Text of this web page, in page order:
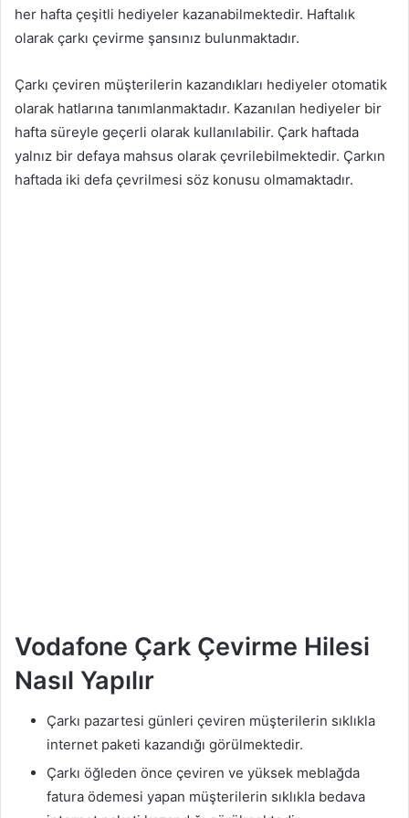
her hafta çeşitli hediyeler kazanabilmektedir. Haftalık
olarak çarkı çevirme şansınız bulunmaktadır.
Çarkı çeviren müşterilerin kazandıkları hediyeler otomatik
olarak hatlarına tanımlanmaktadır. Kazanılan hediyeler bir
hafta süreyle geçerli olarak kullanılabilir. Çark haftada
yalnız bir defaya mahsus olarak çevrilebilmektedir. Çarkın
haftada iki defa çevrilmesi söz konusu olmamaktadır.
Vodafone Çark Çevirme Hilesi
Nasıl Yapılır
Çarkı pazartesi günleri çeviren müşterilerin sıklıkla
internet paketi kazandığı görülmektedir.
Çarkı öğleden önce çeviren ve yüksek meblağda
fatura ödemesi yapan müşterilerin sıklıkla bedava